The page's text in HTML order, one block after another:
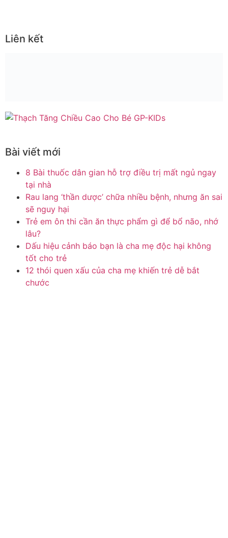
Liên kết
Bài viết mới
8 Bài thuốc dân gian hỗ trợ điều trị mất ngủ ngay
tại nhà
Rau lang ‘thần dược’ chữa nhiều bệnh, nhưng ăn sai
sẽ nguy hại
Trẻ em ôn thi cần ăn thực phẩm gì để bổ não, nhớ
lâu?
Dấu hiệu cảnh báo bạn là cha mẹ độc hại không
tốt cho trẻ
12 thói quen xấu của cha mẹ khiến trẻ dễ bắt
chước